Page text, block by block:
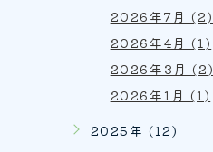
2026年7月 (2)
2026年4月 (1)
2026年3月 (2)
2026年1月 (1)
2025年 (12)